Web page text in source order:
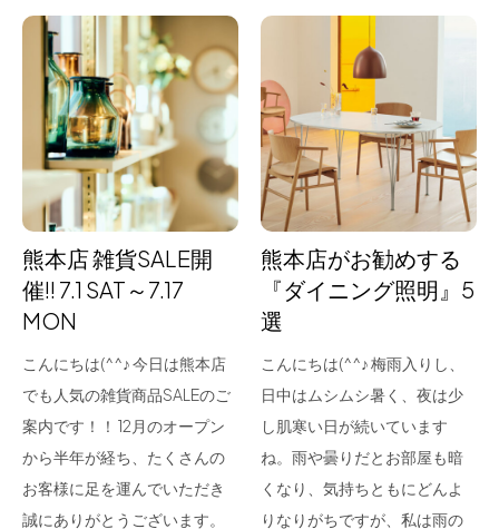
熊本店 雑貨SALE開
催!! 7.1 SAT～7.17
MON
こんにちは(^^♪ 今日は熊本店
でも人気の雑貨商品SALEのご
案内です！！ 12月のオープン
から半年が経ち、たくさんの
お客様に足を運んでいただき
誠にありがとうございます。
熊本店がお勧めする
『ダイニング照明』5
選
こんにちは(^^♪ 梅雨入りし、
日中はムシムシ暑く、夜は少
し肌寒い日が続いています
ね。雨や曇りだとお部屋も暗
くなり、気持ちともにどんよ
りなりがちですが、私は雨の